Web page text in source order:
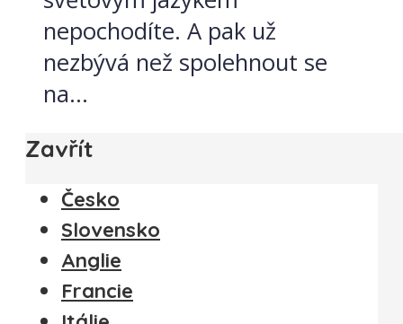
nepochodíte. A pak už
nezbývá než spolehnout se
na...
Zavřít
Česko
Slovensko
Anglie
Francie